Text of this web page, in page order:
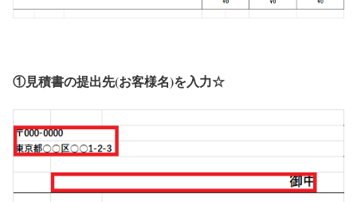
①見積書の提出先(お客様名)を入力☆